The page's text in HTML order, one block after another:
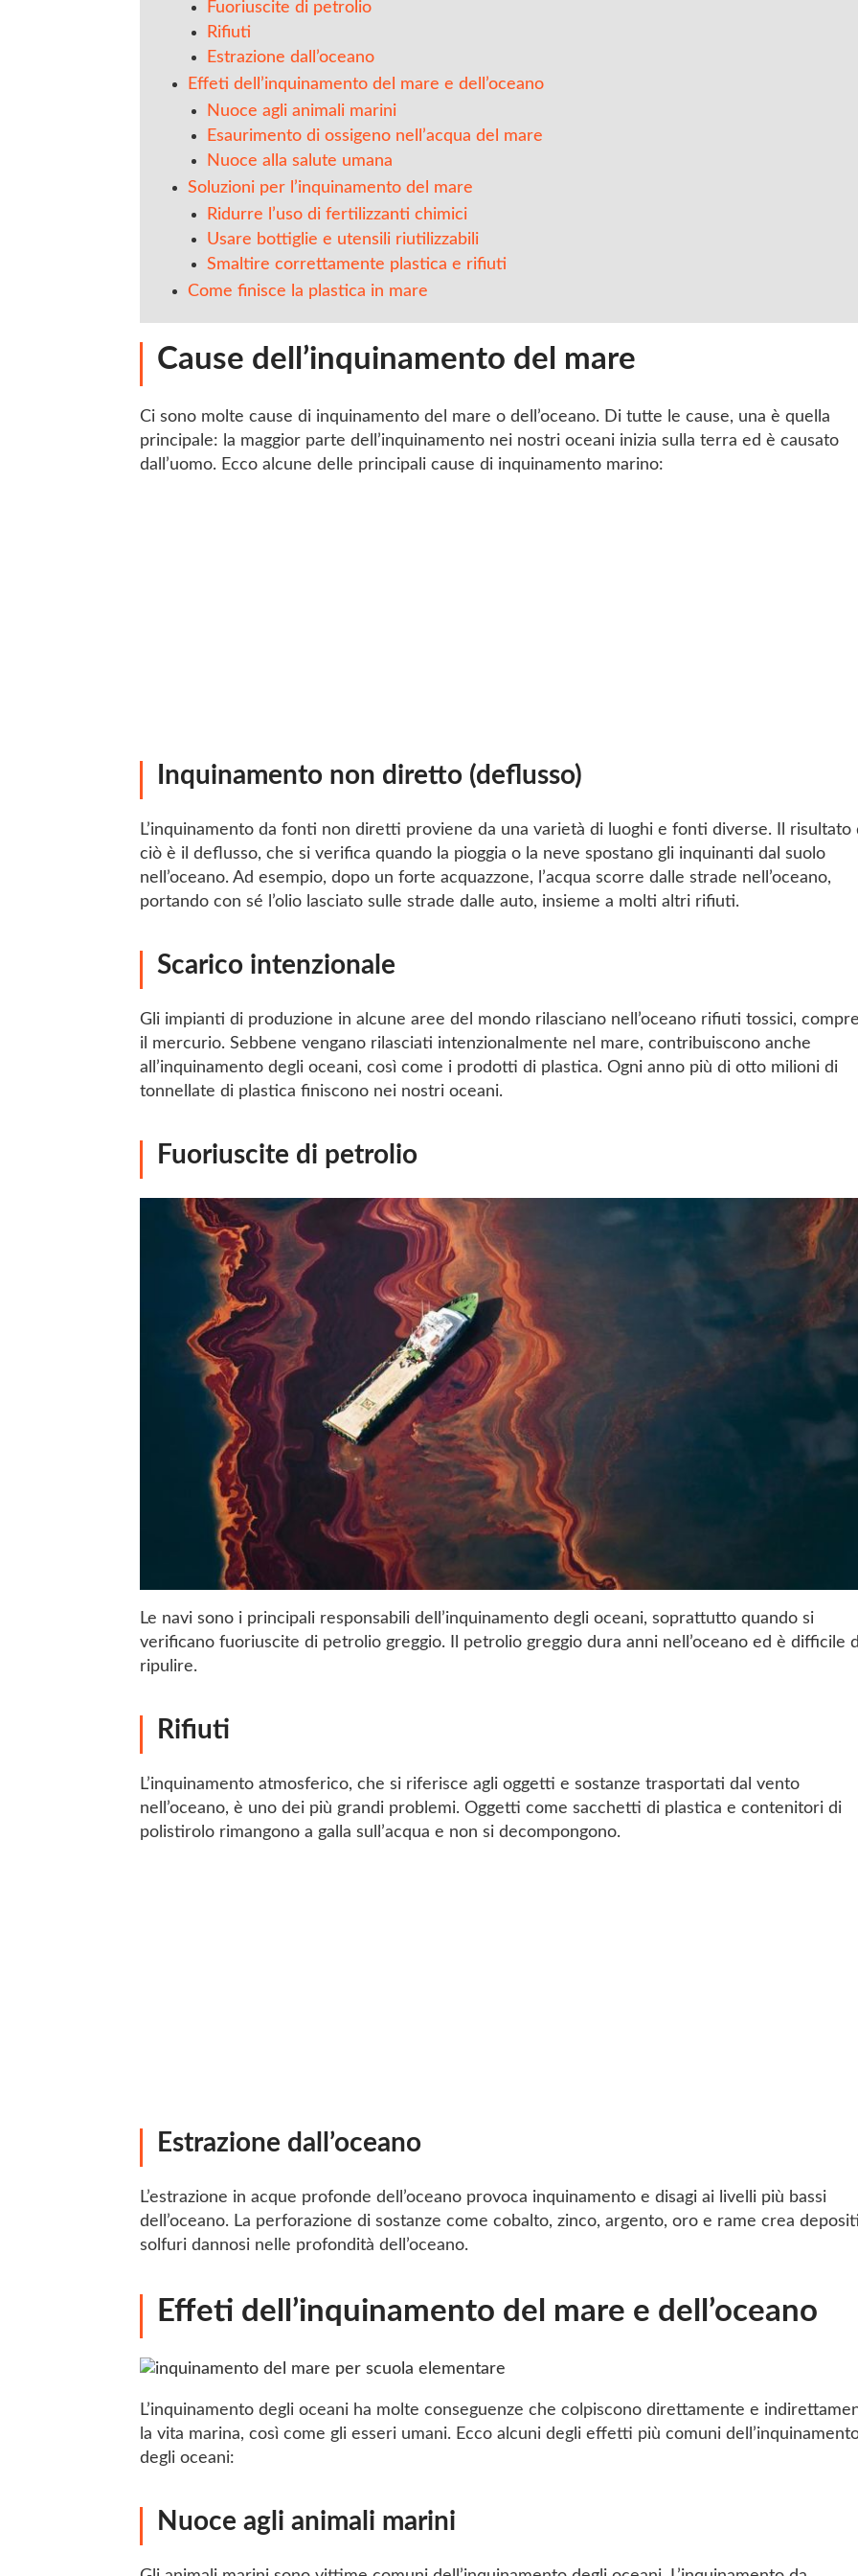
Fuoriuscite di petrolio
Rifiuti
Estrazione dall’oceano
Effeti dell’inquinamento del mare e dell’oceano
Nuoce agli animali marini
Esaurimento di ossigeno nell’acqua del mare
Nuoce alla salute umana
Soluzioni per l’inquinamento del mare
Ridurre l’uso di fertilizzanti chimici
Usare bottiglie e utensili riutilizzabili
Smaltire correttamente plastica e rifiuti
Come finisce la plastica in mare
Cause dell’inquinamento del mare
Ci sono molte cause di inquinamento del mare o dell’oceano. Di tutte le cause, una è quella
principale: la maggior parte dell’inquinamento nei nostri oceani inizia sulla terra ed è causato
dall’uomo. Ecco alcune delle principali cause di inquinamento marino:
Inquinamento non diretto (deflusso)
L’inquinamento da fonti non diretti proviene da una varietà di luoghi e fonti diverse. Il risultato
ciò è il deflusso, che si verifica quando la pioggia o la neve spostano gli inquinanti dal suolo
nell’oceano. Ad esempio, dopo un forte acquazzone, l’acqua scorre dalle strade nell’oceano,
portando con sé l’olio lasciato sulle strade dalle auto, insieme a molti altri rifiuti.
Scarico intenzionale
Gli impianti di produzione in alcune aree del mondo rilasciano nell’oceano rifiuti tossici,
il mercurio. Sebbene vengano rilasciati intenzionalmente nel mare, contribuiscono anche
all’inquinamento degli oceani, così come i prodotti di plastica. Ogni anno più di otto milioni di
tonnellate di plastica finiscono nei nostri oceani.
Fuoriuscite di petrolio
Le navi sono i principali responsabili dell’inquinamento degli oceani, soprattutto quando si
verificano fuoriuscite di petrolio greggio. Il petrolio greggio dura anni nell’oceano ed è difficile
ripulire.
Rifiuti
L’inquinamento atmosferico, che si riferisce agli oggetti e sostanze trasportati dal vento
nell’oceano, è uno dei più grandi problemi. Oggetti come sacchetti di plastica e contenitori di
polistirolo rimangono a galla sull’acqua e non si decompongono.
Estrazione dall’oceano
L’estrazione in acque profonde dell’oceano provoca inquinamento e disagi ai livelli più bassi
dell’oceano. La perforazione di sostanze come cobalto, zinco, argento, oro e rame crea
solfuri dannosi nelle profondità dell’oceano.
Effeti dell’inquinamento del mare e dell’oceano
L’inquinamento degli oceani ha molte conseguenze che colpiscono direttamente e
la vita marina, così come gli esseri umani. Ecco alcuni degli effetti più comuni
degli oceani:
Nuoce agli animali marini